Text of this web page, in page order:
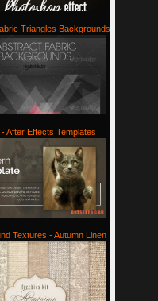
Triangles Backgrounds
- After Effects Templates
Textures - Autumn Linen